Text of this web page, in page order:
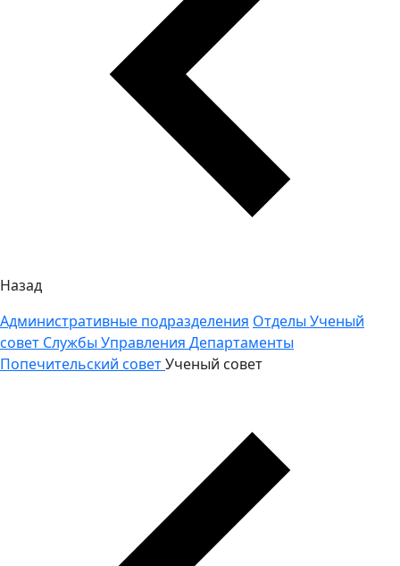
Назад
Административные подразделения Отделы Ученый
совет Службы Управления Департаменты
Попечительский советУченый совет